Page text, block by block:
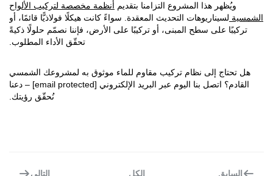
هذا المشروع التزامنا بتقديمأنظمة مخصصة لتركيب الألواح
لسيناريوهات التحديث المعقدة. سواءً كانت هيكلًا فولاذيًّا قائمًا، أو
على سطح المبنى، أو تركيبًا على الأرض، فإننا نصمّم حلولًا ذكيةً
تحقّق الأداء المطلوب.
إلى نظام تركيب مقاوم للماء موثوق به لمشروعك الشمسي
اتصل بنا اليوم عبر البريد الإلكتروني[email protected]
– دعنا
نُحقّق رؤيتك.